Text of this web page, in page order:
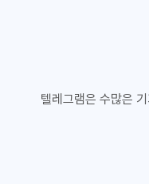
텔레그램은 수많은